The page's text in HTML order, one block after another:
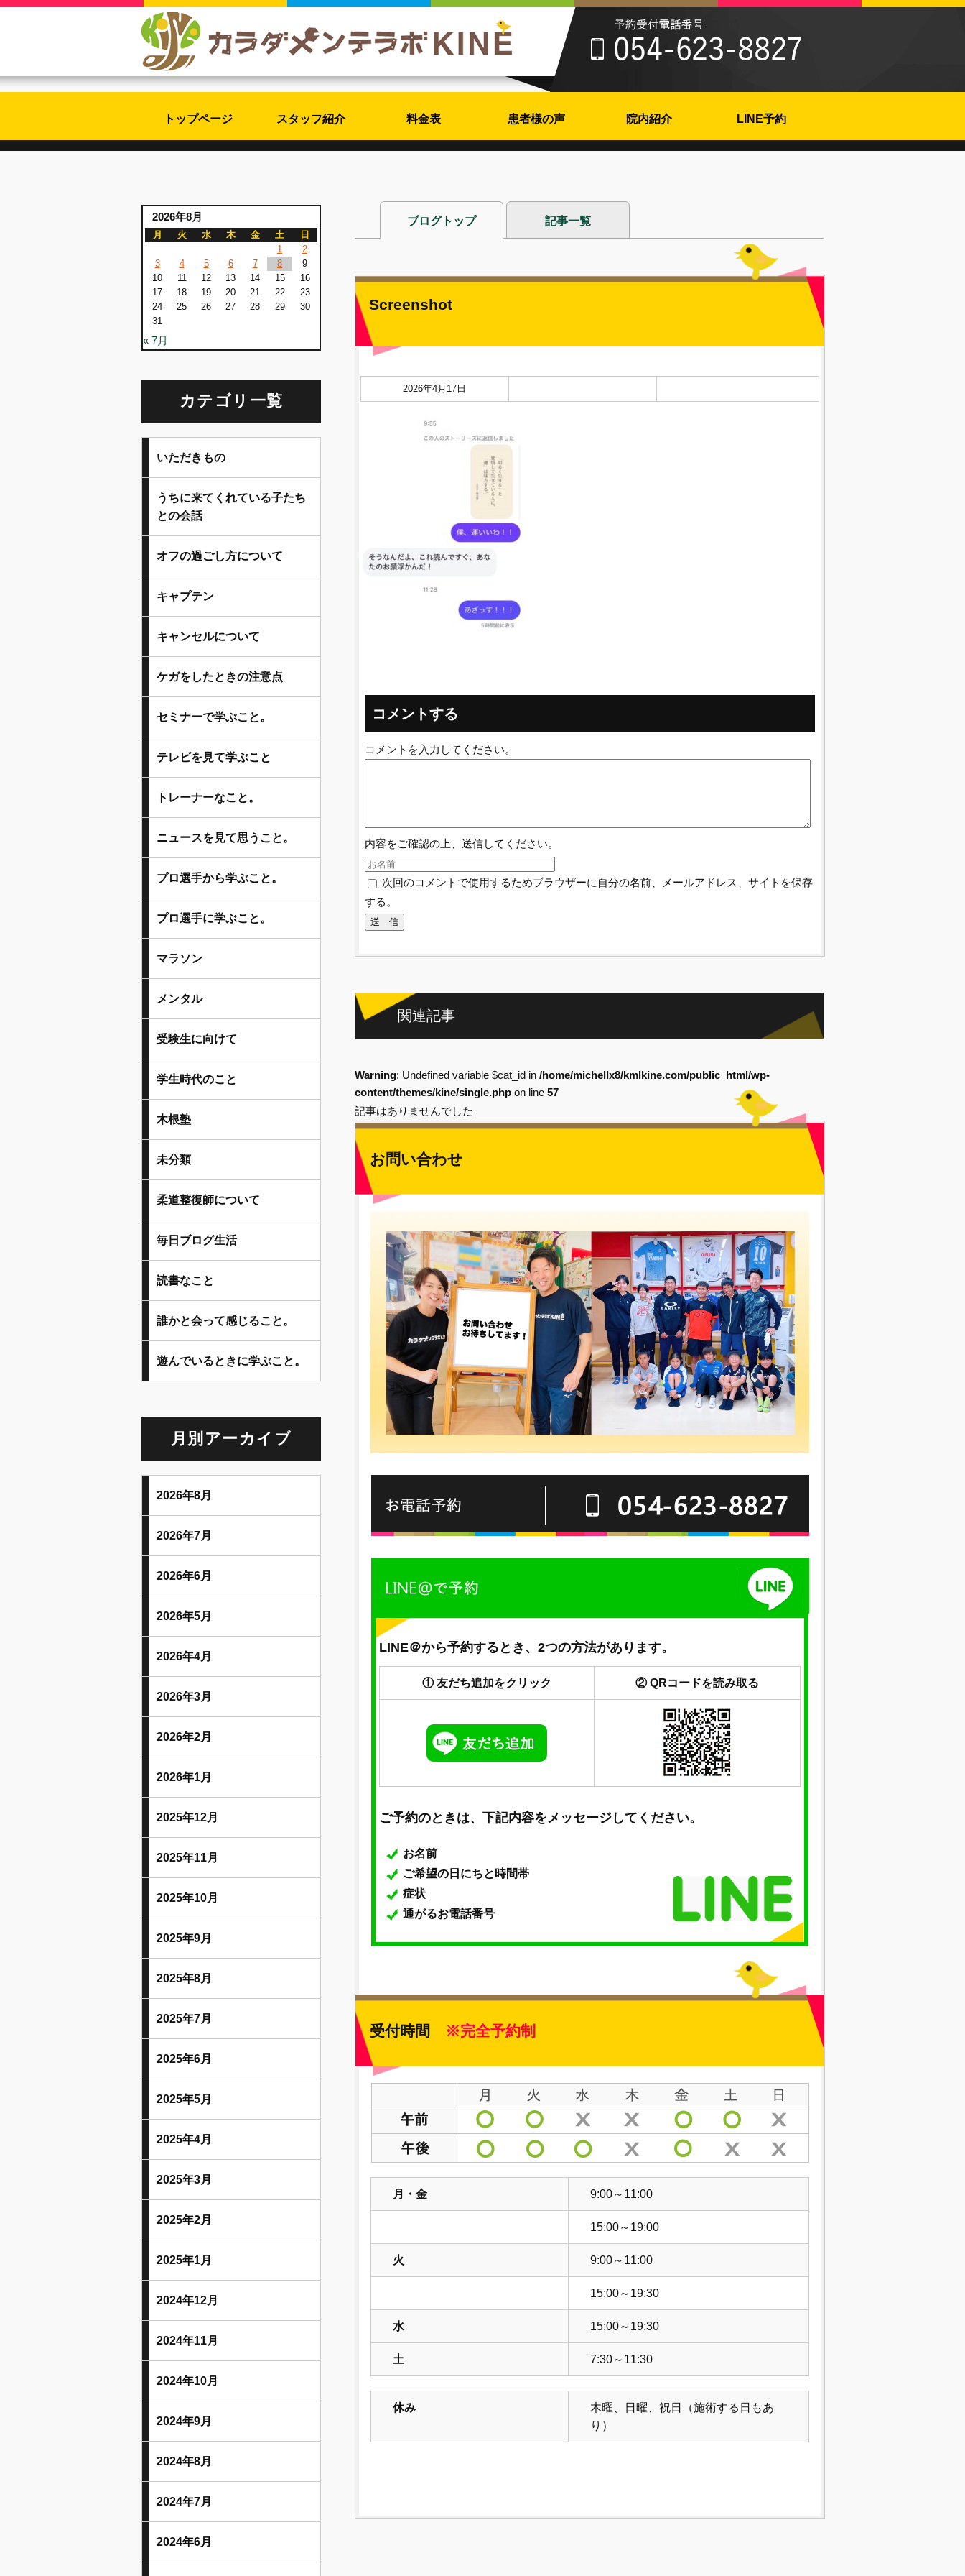
トップページ スタッフ紹介 料金表 患者様の声 院内紹介 LINE予約
ブログトップ 記事一覧
Screenshot
2026年4月17日
コメントする
コメントを入力してください。
内容をご確認の上、送信してください。
次回のコメントで使用するためブラウザーに自分の名前、メールアドレス、サイトを保存
する。
関連記事
Warning: Undefined variable $cat_id in /home/michellx8/kmlkine.com/public_html/wp-
content/themes/kine/single.php on line 57
記事はありませんでした
お問い合わせ
LINE＠から予約するとき、2つの方法があります。
① 友だち追加をクリック ② QRコードを読み取る
ご予約のときは、下記内容をメッセージしてください。
お名前
ご希望の日にちと時間帯
症状
通がるお電話番号
受付時間 ※完全予約制
月・金 9:00～11:00
15:00～19:00
火 9:00～11:00
15:00～19:30
水 15:00～19:30
土 7:30～11:30
休み
木曜、日曜、祝日（施術する日もあ
り）
2026年8月
月 火 水 木 金 土
日
1
2
3
4 5 6 7 8
9
10
11 12 13 14 15
16
17
18 19 20 21 22
23
24
25 26 27 28 29
30
31
« 7月
カテゴリ一覧
いただきもの
うちに来てくれている子たち
との会話
オフの過ごし方について
キャプテン
キャンセルについて
ケガをしたときの注意点
セミナーで学ぶこと。
テレビを見て学ぶこと
トレーナーなこと。
ニュースを見て思うこと。
プロ選手から学ぶこと。
プロ選手に学ぶこと。
マラソン
メンタル
受験生に向けて
学生時代のこと
木根塾
未分類
柔道整復師について
毎日ブログ生活
読書なこと
誰かと会って感じること。
遊んでいるときに学ぶこと。
月別アーカイブ
2026年8月
2026年7月
2026年6月
2026年5月
2026年4月
2026年3月
2026年2月
2026年1月
2025年12月
2025年11月
2025年10月
2025年9月
2025年8月
2025年7月
2025年6月
2025年5月
2025年4月
2025年3月
2025年2月
2025年1月
2024年12月
2024年11月
2024年10月
2024年9月
2024年8月
2024年7月
2024年6月